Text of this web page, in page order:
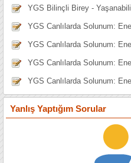
YGS Bilinçli Birey -
YGS Canlılarda Solunum:
YGS Canlılarda Solunum:
YGS Canlılarda Solunum:
YGS Canlılarda Solunum:
Yanlış Yaptığım Sorular